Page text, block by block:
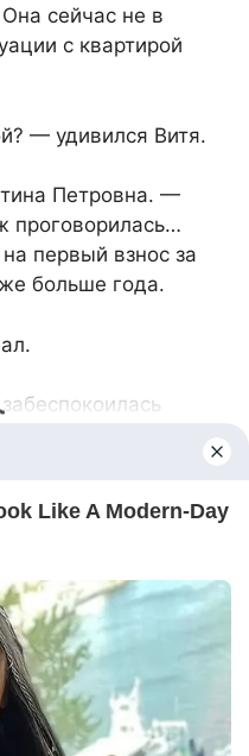
сейчас не в
с квартирой
— удивился Витя.
Петровна. —
проговорилась…
первый взнос за
больше года.
на лекарства
Петровна. —
А сейчас прямо
Марине с жильём.
детям нужно
своя квартира